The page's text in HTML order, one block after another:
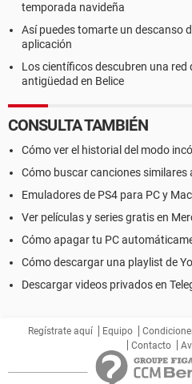
temporada navideña
Así puedes tomarte un descanso
aplicación
Los científicos descubren una red
antigüedad en Belice
CONSULTA TAMBIÉN
Cómo ver el historial del modo
Cómo buscar canciones similares
Emuladores de PS4 para PC y Mac
Ver películas y series gratis en
Cómo apagar tu PC
Cómo descargar una playlist de
Descargar videos privados en
Regístrate aquí Equipo
Contacto